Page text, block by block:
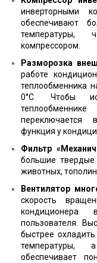
инверторными
обеспечивают
компрессором.
Разморозка
работе
теплообменника
0°С. Чтобы
функция у
Фильтр
большие
животных,
Вентилятор
скорость
кондиционера
пользователя.
быстрее
температуры,
обеспечивает